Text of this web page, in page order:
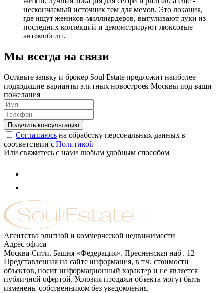
нескончаемый источник тем для мемов. Это локация,
где ищут женихов-миллиардеров, выгуливают луки из
последних коллекций и демонстрируют люксовые
автомобили.
Мы всегда на связи
Оставьте заявку и брокер Soul Estate предложит наиболее
подходящие варианты элитных новостроек Москвы под ваши
пожелания
Соглашаюсь на обработку персональных данных в
соответствии с Политикой
Или свяжитесь с нами любым удобным способом
Агентство элитной и коммерческой недвижимости
Адрес офиса
Москва-Сити, Башня «Федерация», Пресненская наб., 12
Представленная на сайте информация, в т.ч. стоимости
объектов, носит информационный характер и не является
публичной офертой. Условия продажи объекта могут быть
изменены собственником без уведомления.